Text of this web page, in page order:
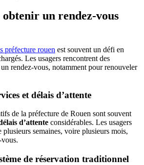
un rendez-vous
préfecture rouen est souvent un défi en
Les usagers rencontrent des
rendez-vous, notamment pour renouveler
et délais d’attente
de la préfecture de Rouen sont souvent
d’attente considérables. Les usagers
semaines, voire plusieurs mois,
de réservation traditionnel